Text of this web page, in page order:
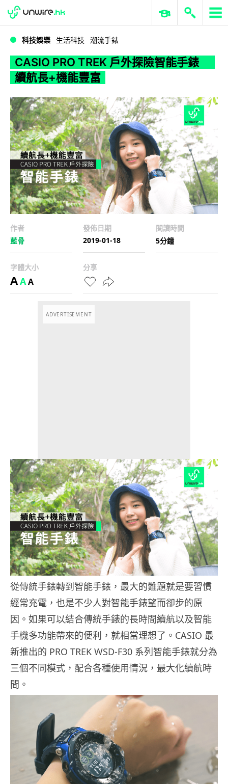
WWDC 2026 ERP 與商業 AI
科技娛樂 生活科技 潮流手錶
CASIO PRO TREK 戶外探險智能手錶
續航長+機能豐富
作者
藍骨
發佈日期
2019-01-18
閱讀時間
5分鐘
字體大小
AAA
分享
ADVERTISEMENT
從傳統手錶轉到智能手錶，最大的難題就是要習慣
經常充電，也是不少人對智能手錶望而卻步的原
因。如果可以結合傳統手錶的長時間續航以及智能
手機多功能帶來的便利，就相當理想了。CASIO 最
新推出的 PRO TREK WSD-F30 系列智能手錶就分為
三個不同模式，配合各種使用情況，最大化續航時
間。